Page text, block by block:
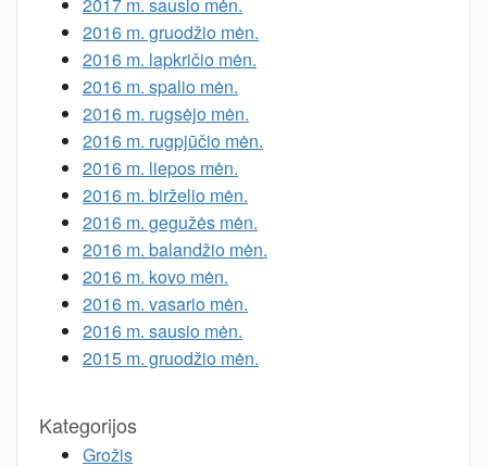
2016 m. gruodžio mėn.
2016 m. lapkričio mėn.
2016 m. spalio mėn.
2016 m. rugsėjo mėn.
2016 m. rugpjūčio mėn.
2016 m. liepos mėn.
2016 m. birželio mėn.
2016 m. gegužės mėn.
2016 m. balandžio mėn.
2016 m. kovo mėn.
2016 m. vasario mėn.
2016 m. sausio mėn.
2015 m. gruodžio mėn.
Kategorijos
Grožis